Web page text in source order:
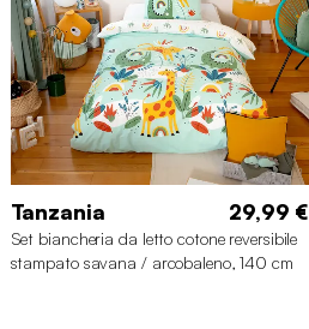
Tanzania 29,99 €
Set biancheria da letto cotone reversibile
stampato savana / arcobaleno, 140 cm